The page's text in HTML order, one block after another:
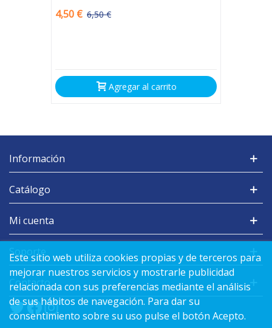
4,50 € 6,50 €
Agregar al carrito
Este sitio web utiliza cookies propias y de terceros para
mejorar nuestros servicios y mostrarle publicidad
relacionada con sus preferencias mediante el análisis
de sus hábitos de navegación. Para dar su
consentimiento sobre su uso pulse el botón Acepto.
Información
Catálogo
Mi cuenta
Soporte
Contacto